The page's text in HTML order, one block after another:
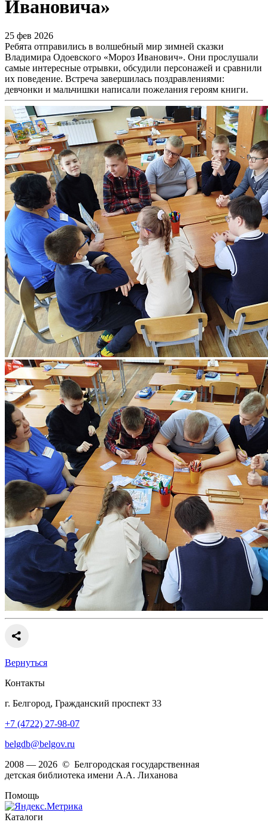
Ивановича»
25 фев 2026
Ребята отправились в волшебный мир зимней сказки
Владимира Одоевского «Мороз Иванович». Они прослушали
самые интересные отрывки, обсудили персонажей и сравнили
их поведение. Встреча завершилась поздравлениями:
девчонки и мальчишки написали пожелания героям книги.
Вернуться
Контакты
г. Белгород, Гражданский проспект 33
+7 (4722) 27-98-07
belgdb@belgov.ru
2008 — 2026 © Белгородская государственная
детская библиотека имени А.А. Лиханова
Помощь
Каталоги